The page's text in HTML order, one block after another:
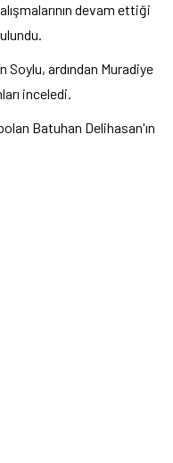
devam ettiği
ardından Muradiye
inceledi.
Batuhan Delihasan'ın